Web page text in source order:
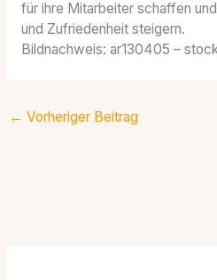
für ihre Mitarbeiter schaffen
und Zufriedenheit steigern.
Bildnachweis: ar130405 –
← Vorheriger Beitrag